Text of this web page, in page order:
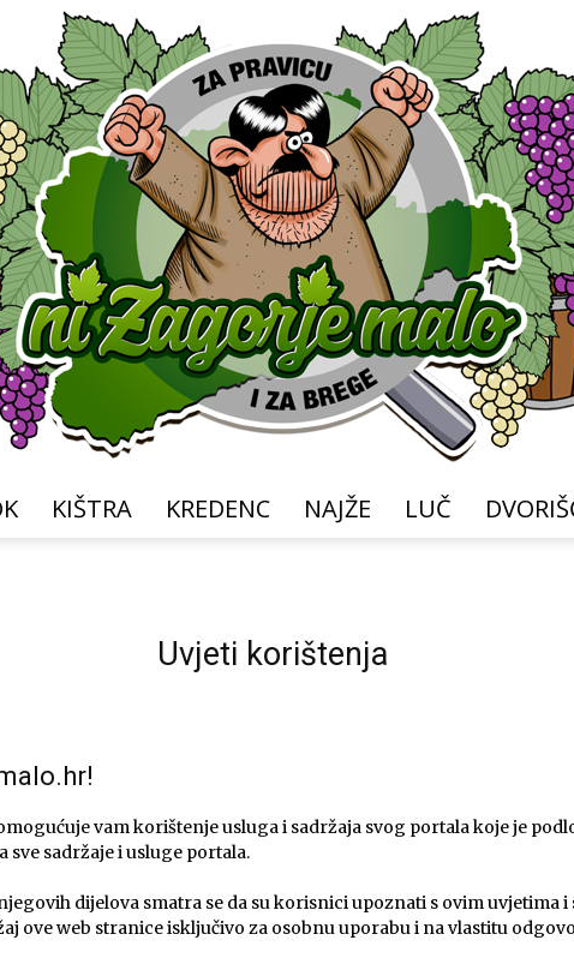
KIŠTRA KREDENC NAJŽE LUČ
Uvjeti korištenja
vam korištenje usluga i sadržaja svog portala koje je
sadržaje i usluge portala.
dijelova smatra se da su korisnici upoznati s ovim uvjetima
ove web stranice isključivo za osobnu uporabu i na vlastitu